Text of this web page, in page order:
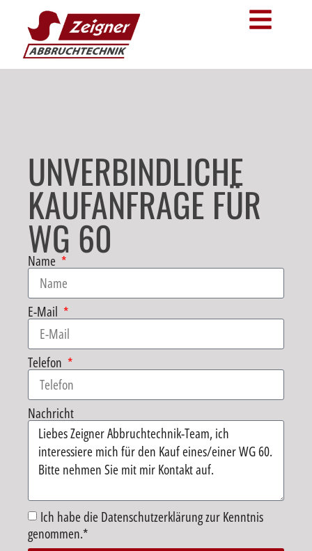
UNVERBINDLICHE
KAUFANFRAGE FÜR
WG 60
Name
E-Mail
Telefon
Nachricht
Ich habe die Datenschutzerklärung zur Kenntnis
genommen.*